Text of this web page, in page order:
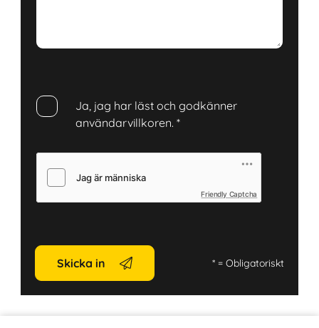
Ja, jag har läst och godkänner
användarvillkoren.*
Friendly Captcha
Skicka in *= Obligatoriskt